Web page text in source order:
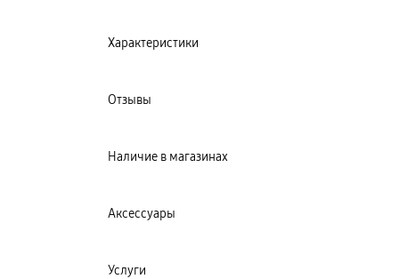
Характеристики
Отзывы
Наличие в магазинах
Аксессуары
Услуги